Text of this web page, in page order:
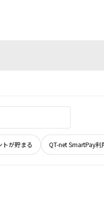
トが貯まる QT-net SmartPay利